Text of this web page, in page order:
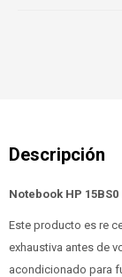
Notebook HP 15BS0
Este producto es re
exhaustiva antes de
acondicionado para